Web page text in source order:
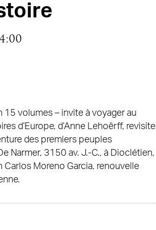
15 volumes – invite à voyager au
d’Europe, d’Anne Lehoërff, revisite
des premiers peuples
Narmer, 3150 av. J.-C., à Dioclétien,
Carlos Moreno Garcia, renouvelle